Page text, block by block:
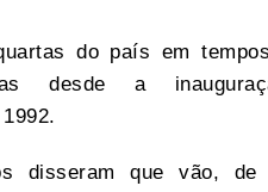
do país em
desde a
disseram que vão, de